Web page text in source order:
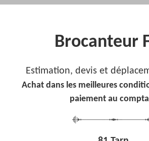
Brocanteur
Estimation, devis et
Achat dans les meilleures
paiement au